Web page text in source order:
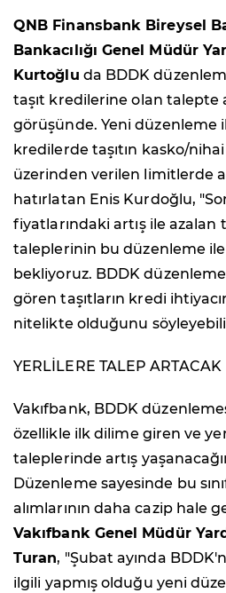
QNB Finansbank Bireysel
Bankacılığı Genel Müdür
Kurtoğlu da BDDK
taşıt kredilerine olan talepte
görüşünde. Yeni düzenleme
kredilerde taşıtın kasko/
üzerinden verilen limitlerde
hatırlatan Enis Kurdoğlu,
fiyatlarındaki artış ile azalan
taleplerinin bu düzenleme ile
bekliyoruz. BDDK
gören taşıtların kredi
nitelikte olduğunu
YERLİLERE TALEP ARTACAK
Vakıfbank, BDDK
özellikle ilk dilime giren ve
taleplerinde artış
Düzenleme sayesinde bu
alımlarının daha cazip hale
Vakıfbank Genel Müdür
Turan, "Şubat ayında
ilgili yapmış olduğu yeni